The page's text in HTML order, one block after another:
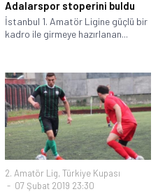
Adalarspor stoperini buldu
İstanbul 1. Amatör Ligine güçlü bir
kadro ile girmeye hazırlanan...
2. Amatör Lig, Türkiye Kupası
07 Şubat 2019 23:30